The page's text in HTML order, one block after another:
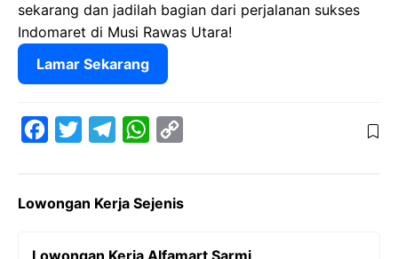
sekarang dan jadilah bagian dari perjalanan sukses
Indomaret di Musi Rawas Utara!
Lamar Sekarang
e
t
e
W
t
y
Lowongan Kerja Sejenis
Lowongan Kerja Alfamart Sarmi